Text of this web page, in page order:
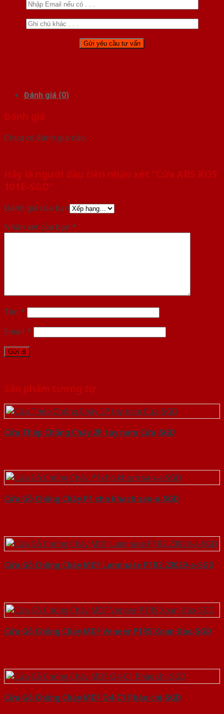
Đánh giá (0)
Đánh giá
Chưa có đánh giá nào.
Hãy là người đầu tiên nhận xét “Cửa ABS KOS
101E-SGD”
Đánh giá của bạn
Nhận xét của bạn *
Tên *
Email *
Sản phẩm tương tự
Cửa Thép Chống Cháy 2P tay nam Cửa-SGD
Cửa Gỗ Chống Cháy P1 cho khach san-a-SGD
Cửa Gỗ Chống Cháy MDF Laminate P1R2 23029-a-SGD
Cửa Gỗ Chống Cháy MDF Veneer P1R5 Xoan Đào-SGD
Cửa Gỗ Chống Cháy MDF O4-C1 Phào chi-SGD